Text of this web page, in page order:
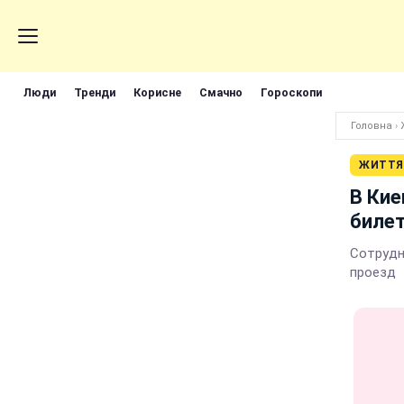
Люди Тренди Корисне Смачно Гороскопи
Головна ›
ЖИТТЯ
В
проезд